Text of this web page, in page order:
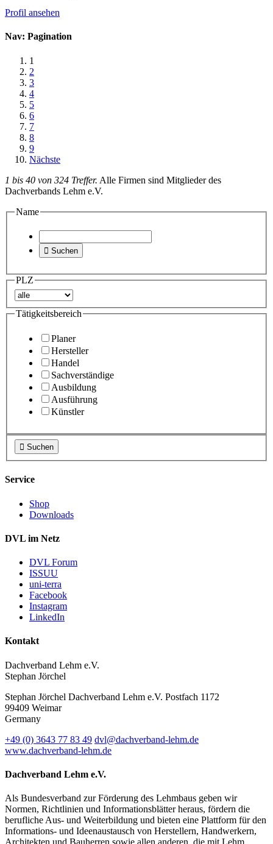
Profil ansehen
Nav: Pagination
1
2
3
4
5
6
7
8
9
Nächste
1 bis 40 von 324 Treffer. Alle Firmen sind Mitglieder des
Dachverbands Lehm e.V.
Name
 Suchen
PLZ
Tätigkeitsbereich
Planer
Hersteller
Handel
Sachverständige
Ausbildung
Ausführung
Künstler
 Suchen
Service
Shop
Downloads
DVL im Netz
DVL Forum
ISSUU
uni-terra
Facebook
Instagram
LinkedIn
Kontakt
Dachverband Lehm e.V.
Stephan Jörchel
Stephan Jörchel Dachverband Lehm e.V. Postfach 1172
99409 Weimar
Germany
+49 (0) 3643 77 83 49 dvl@dachverband-lehm.de
www.dachverband-lehm.de
Dachverband Lehm e.V.
Als Bundesverband zur Förderung des Lehmbaus geben wir
Normen, Richtlinien und Informationsblätter heraus, fördern die
berufliche Aus- und Weiterbildung und bieten eine Plattform für den
Informations- und Ideenaustausch von Herstellern, Handwerkern,